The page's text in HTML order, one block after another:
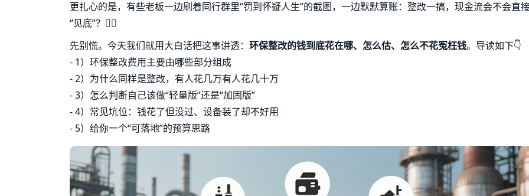
更扎心的是，有些老板一边刷着同行群里“罚到怀疑人生”的截图，一边默默算账：整改一搞，现金流会不会直
“见底”？😮‍💨
先别慌。今天我们就用大白话把这事讲透： 环保整改的钱到底花在哪、怎么估、怎么不花冤枉钱。导读如下👇
- 1）环保整改费用主要由哪些部分组成
- 2）为什么同样是整改，有人花几万有人花几十万
- 3）怎么判断自己该做“轻量版”还是“加固版”
- 4）常见坑位：钱花了但没过、设备装了却不好用
- 5）给你一个“可落地”的预算思路